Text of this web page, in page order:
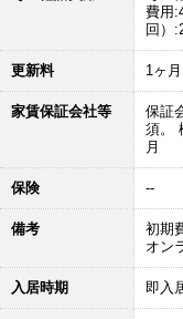
費用
回）
更新料 1ヶ月
家賃保証会社等
保証
須。
月
保険 --
備考
初期
オン
入居時期 即入